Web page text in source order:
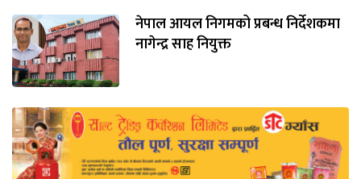
नेपाल आयल निगमको प्रबन्ध निर्देशकमा
नागेन्द्र साह नियुक्त